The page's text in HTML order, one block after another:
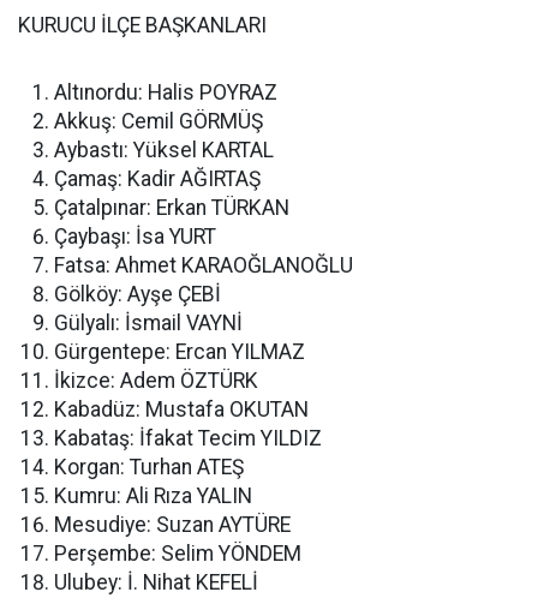
KURUCU İLÇE BAŞKANLARI
Altınordu: Halis POYRAZ
Akkuş: Cemil GÖRMÜŞ
Aybastı: Yüksel KARTAL
Çamaş: Kadir AĞIRTAŞ
Çatalpınar: Erkan TÜRKAN
Çaybaşı: İsa YURT
Fatsa: Ahmet KARAOĞLANOĞLU
Gölköy: Ayşe ÇEBİ
Gülyalı: İsmail VAYNİ
Gürgentepe: Ercan YILMAZ
İkizce: Adem ÖZTÜRK
Kabadüz: Mustafa OKUTAN
Kabataş: İfakat Tecim YILDIZ
Korgan: Turhan ATEŞ
Kumru: Ali Rıza YALIN
Mesudiye: Suzan AYTÜRE
Perşembe: Selim YÖNDEM
Ulubey: İ. Nihat KEFELİ